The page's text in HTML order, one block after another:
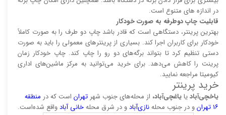
در اندازه های متنوع است.
قابلیت چاپ دوطرفه به صورت خودکار
بهترین پرینتر، دستگاهی است که قادر باشد چاپ دو طرف را به صورت کاملاً
خودکار برای کاربران اجرا کند. بسیاری از پرینتر‌های معمولی را باید به صورت
دستی تنظیم کرد تا بتواند برگه‌های دو رو را چاپ کند. چاپ خودکار زمان
پرینت را کاهش می‌دهد. برای خرید می‌توانید به مرکز ماشین‌های اداری
کیومیتا مراجعه نمایید.
خرید پرینتر
یاخچی‌آبادیایاغچی‌آباد، از محله‌های جنوب شهر تهران است که در منطقه
۱۶ تهران
و در جنوب محلهنازی‌آبادو در شرق محلهخانی آبادواقع شده‌است.